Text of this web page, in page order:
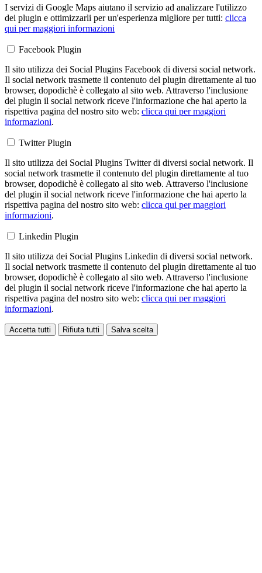
I servizi di Google Maps aiutano il servizio ad analizzare l'utilizzo
dei plugin e ottimizzarli per un'esperienza migliore per tutti: clicca
qui per maggiori informazioni
Facebook Plugin
Il sito utilizza dei Social Plugins Facebook di diversi social network.
Il social network trasmette il contenuto del plugin direttamente al tuo
browser, dopodichè è collegato al sito web. Attraverso l'inclusione
del plugin il social network riceve l'informazione che hai aperto la
rispettiva pagina del nostro sito web: clicca qui per maggiori
informazioni.
Twitter Plugin
Il sito utilizza dei Social Plugins Twitter di diversi social network. Il
social network trasmette il contenuto del plugin direttamente al tuo
browser, dopodichè è collegato al sito web. Attraverso l'inclusione
del plugin il social network riceve l'informazione che hai aperto la
rispettiva pagina del nostro sito web: clicca qui per maggiori
informazioni.
Linkedin Plugin
Il sito utilizza dei Social Plugins Linkedin di diversi social network.
Il social network trasmette il contenuto del plugin direttamente al tuo
browser, dopodichè è collegato al sito web. Attraverso l'inclusione
del plugin il social network riceve l'informazione che hai aperto la
rispettiva pagina del nostro sito web: clicca qui per maggiori
informazioni.
Accetta tutti Rifiuta tutti Salva scelta